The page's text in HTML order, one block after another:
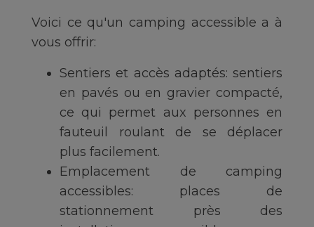
Voici ce qu'un camping accessible a à
vous offrir:
Sentiers et accès adaptés: sentiers
en pavés ou en gravier compacté,
ce qui permet aux personnes en
fauteuil roulant de se déplacer
plus facilement.
Emplacement de camping
accessibles: places de
stationnement près des